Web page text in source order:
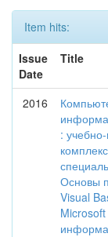
Item hits:
Issue
Date
Title
2016
:
Основы
Visual